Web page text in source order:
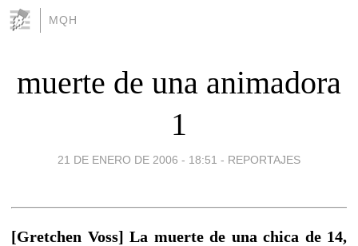
MQH
muerte de una animadora
1
21 DE ENERO DE 2006 - 18:51 - REPORTAJES
[Gretchen Voss] La muerte de una chica de 14,